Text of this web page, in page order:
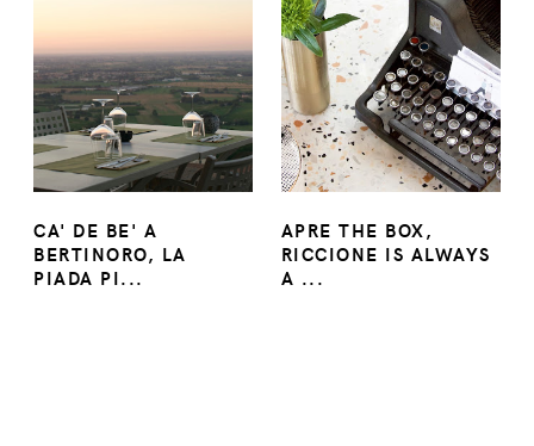
CA' DE BE' A
BERTINORO, LA
PIADA PI...
APRE THE BOX,
RICCIONE IS ALWAYS
A ...